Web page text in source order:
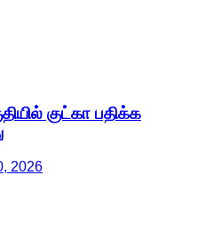
குட்கா பதிக்க
2026